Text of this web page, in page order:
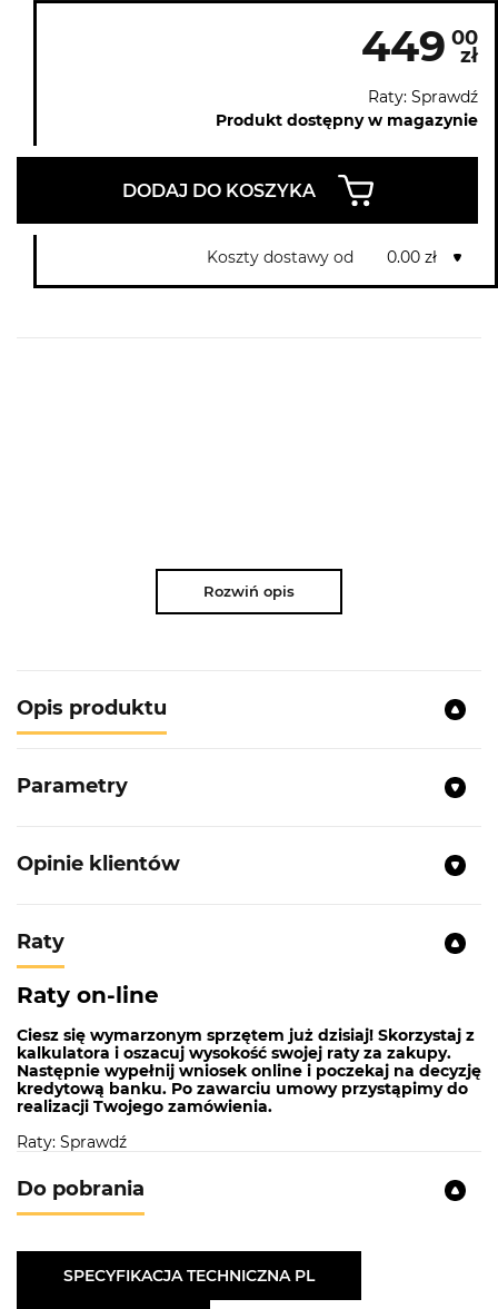
449 00
zł
Raty: Sprawdź
Produkt dostępny w magazynie
DODAJ DO KOSZYKA
Koszty dostawy od 0.00 zł
Rozwiń opis
Opis produktu
Parametry
Opinie klientów
Raty
Raty on-line
Ciesz się wymarzonym sprzętem już dzisiaj! Skorzystaj z
kalkulatora i oszacuj wysokość swojej raty za zakupy.
Następnie wypełnij wniosek online i poczekaj na decyzję
kredytową banku. Po zawarciu umowy przystąpimy do
realizacji Twojego zamówienia.
Raty: Sprawdź
Do pobrania
SPECYFIKACJA TECHNICZNA PL